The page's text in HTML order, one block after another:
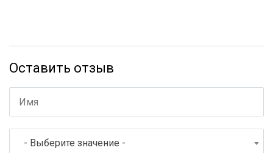
Оставить отзыв
- Выберите значение -